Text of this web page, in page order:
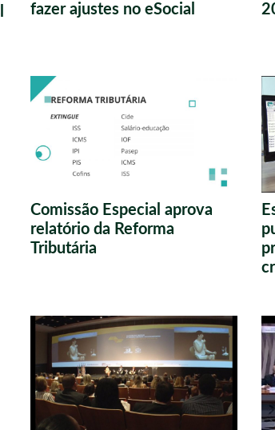
fazer ajustes no eSocial
Comissão Especial aprova
relatório da Reforma
Tributária